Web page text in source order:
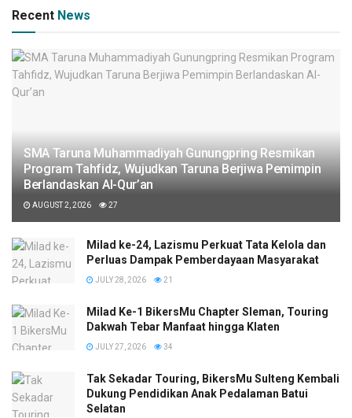
Recent News
SMA Taruna Muhammadiyah Gunungpring Resmikan
Program Tahfidz, Wujudkan Taruna Berjiwa Pemimpin
Berlandaskan Al-Qur’an
AUGUST 2, 2026 27
Milad ke-24, Lazismu Perkuat Tata Kelola dan
Perluas Dampak Pemberdayaan Masyarakat
JULY 28, 2026 21
Milad Ke-1 BikersMu Chapter Sleman, Touring
Dakwah Tebar Manfaat hingga Klaten
JULY 27, 2026 34
Tak Sekadar Touring, BikersMu Sulteng Kembali
Dukung Pendidikan Anak Pedalaman Batui
Selatan